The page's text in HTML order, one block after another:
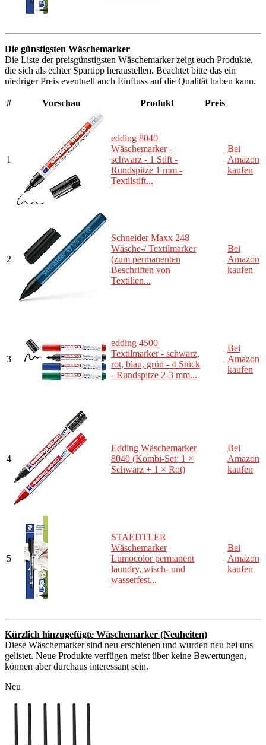
Die günstigsten Wäschemarker
Die Liste der preisgünstigsten Wäschemarker zeigt euch Produkte,
die sich als echter Spartipp heraustellen. Beachtet bitte das ein
niedriger Preis eventuell auch Einfluss auf die Qualität haben kann.
# Vorschau Produkt Preis
1
edding 8040
Wäschemarker -
schwarz - 1 Stift -
Rundspitze 1 mm -
Textilstift...
Bei
Amazon
kaufen
2
Schneider Maxx 248
Wäsche-/ Textilmarker
(zum permanenten
Beschriften von
Textilien...
Bei
Amazon
kaufen
3
edding 4500
Textilmarker - schwarz,
rot, blau, grün - 4 Stück
- Rundspitze 2-3 mm...
Bei
Amazon
kaufen
4
Edding Wäschemarker
8040 (Kombi-Set: 1 ×
Schwarz + 1 × Rot)
Bei
Amazon
kaufen
5
STAEDTLER
Wäschemarker
Lumocolor permanent
laundry, wisch- und
wasserfest...
Bei
Amazon
kaufen
Kürzlich hinzugefügte Wäschemarker (Neuheiten)
Diese Wäschemarker sind neu erschienen und wurden neu bei uns
gelistet. Neue Produkte verfügen meist über keine Bewertungen,
können aber durchaus interessant sein.
Neu